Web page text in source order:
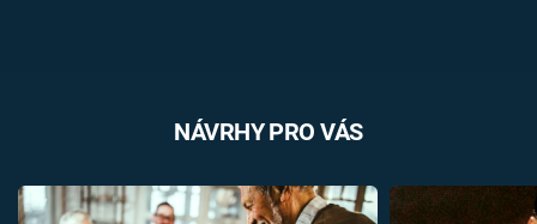
NÁVRHY PRO VÁS